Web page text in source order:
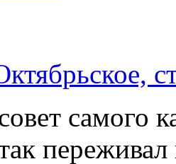
самого